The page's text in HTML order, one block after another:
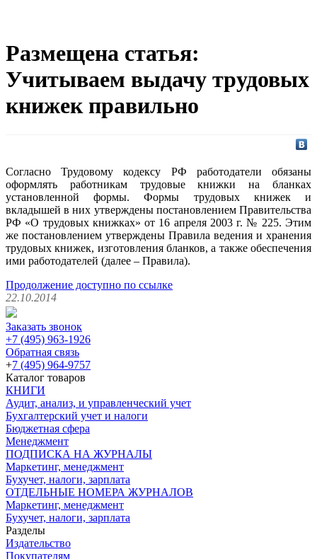
Размещена статья:
Учитываем выдачу трудовых
книжек правильно
Согласно Трудовому кодексу РФ работодатели обязаны
оформлять работникам трудовые книжки на бланках
установленной формы. Формы трудовых книжек и
вкладышей в них утверждены постановлением Правительства
РФ «О трудовых книжках» от 16 апреля 2003 г. № 225. Этим
же постановлением утверждены Правила ведения и хранения
трудовых книжек, изготовления бланков, а также обеспечения
ими работодателей (далее – Правила).
Продолжение доступно по ссылке
22.10.2014
Заказать звонок
+7 (495) 963-1926
Обратная связь
+7 (495) 964-9757
Каталог товаров
КНИГИ
Аудит, анализ, и управленческий учет
Бухгалтерский учет и налоги
Бюджетная сфера
Менеджмент
ПОДПИСКА НА ЖУРНАЛЫ
Маркетинг, менеджмент
Бухучет, налоги, зарплата
ОТДЕЛЬНЫЕ НОМЕРА ЖУРНАЛОВ
Маркетинг, менеджмент
Бухучет, налоги, зарплата
Разделы
Издательство
Покупателям